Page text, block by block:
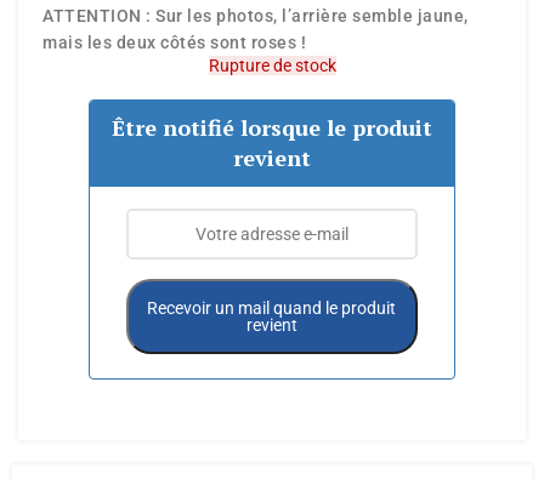
ATTENTION : Sur les photos, l’arrière semble jaune,
mais les deux côtés sont roses !
Rupture de stock
Être notifié lorsque le produit
revient
Recevoir un mail quand le produit
revient